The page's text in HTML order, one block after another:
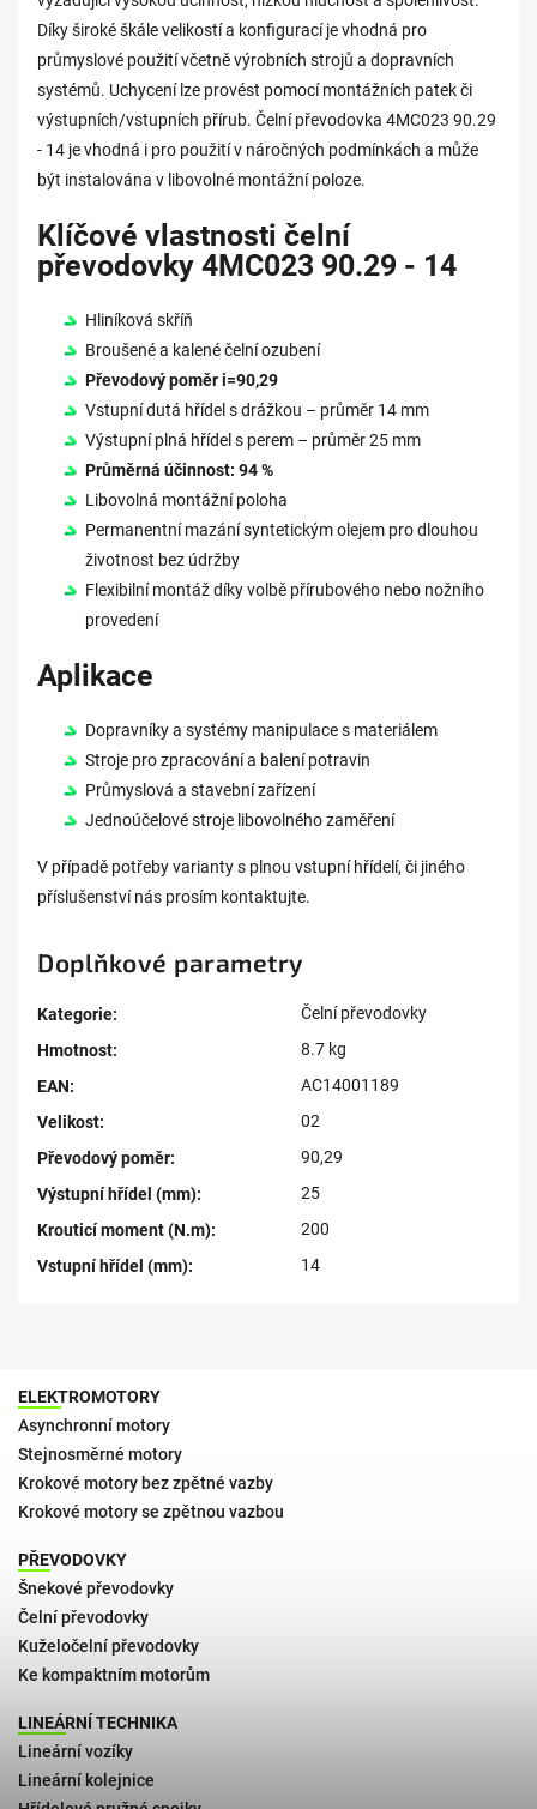
Díky široké škále velikostí a konfigurací je vhodná pro
průmyslové použití včetně výrobních strojů a dopravních
systémů. Uchycení lze provést pomocí montážních patek či
výstupních/vstupních přírub. Čelní převodovka 4MC023 90.29
- 14 je vhodná i pro použití v náročných podmínkách a může
být instalována v libovolné montážní poloze.
Klíčové vlastnosti čelní
převodovky 4MC023 90.29 - 14
Hliníková skříň
Broušené a kalené čelní ozubení
Převodový poměr i=90,29
Vstupní dutá hřídel s drážkou – průměr 14 mm
Výstupní plná hřídel s perem – průměr 25 mm
Průměrná účinnost: 94 %
Libovolná montážní poloha
Permanentní mazání syntetickým olejem pro dlouhou
životnost bez údržby
Flexibilní montáž díky volbě přírubového nebo nožního
provedení
Aplikace
Dopravníky a systémy manipulace s materiálem
Stroje pro zpracování a balení potravin
Průmyslová a stavební zařízení
Jednoúčelové stroje libovolného zaměření
V případě potřeby varianty s plnou vstupní hřídelí, či jiného
příslušenství nás prosím kontaktujte.
Doplňkové parametry
Kategorie:
Čelní převodovky
Hmotnost:
8.7 kg
EAN:
AC14001189
Velikost:
02
Převodový poměr:
90,29
Výstupní hřídel (mm):
25
Krouticí moment (N.m):
200
Vstupní hřídel (mm): 14
ELEKTROMOTORY
Asynchronní motory
Stejnosměrné motory
Krokové motory bez zpětné vazby
Krokové motory se zpětnou vazbou
PŘEVODOVKY
Šnekové převodovky
Čelní převodovky
Kuželočelní převodovky
Ke kompaktním motorům
LINEÁRNÍ TECHNIKA
Lineární vozíky
Lineární kolejnice